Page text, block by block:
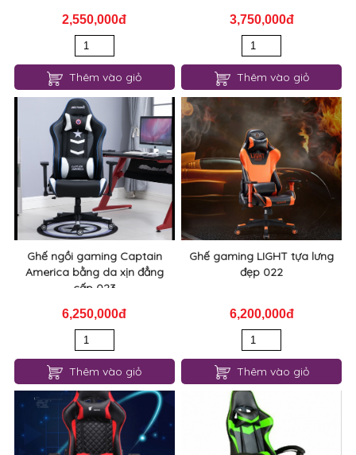
2,550,000đ
Thêm vào giỏ
3,750,000đ
Thêm vào giỏ
Ghế ngồi gaming Captain
America bằng da xịn đẳng
cấp 023
6,250,000đ
Thêm vào giỏ
Ghế gaming LIGHT tựa lưng
đẹp 022
6,200,000đ
Thêm vào giỏ